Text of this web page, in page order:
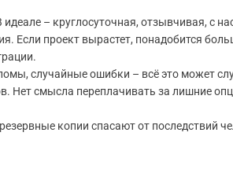
– круглосуточная, отзывчивая, с
Если проект вырастет, понадобится
случайные ошибки – всё это может
Нет смысла переплачивать за лишние
копии спасают от последствий